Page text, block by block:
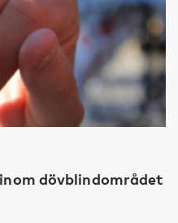
dövblindområdet